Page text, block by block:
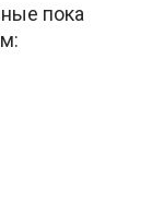
пока